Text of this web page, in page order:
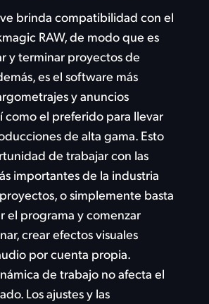
brinda compatibilidad con el
RAW, de modo que es
y terminar proyectos de
esel software más
y anuncios
como el preferido para llevar
de alta gama. Esto
de trabajar con las
importantes de la industria
o simplemente basta
el programa y comenzar
crear efectos visuales
por cuenta propia.
de trabajo no afecta el
Los ajustes y las